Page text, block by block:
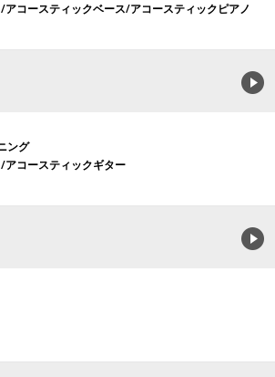
コースティックベース/アコースティックピアノ
ング
コースティックギター